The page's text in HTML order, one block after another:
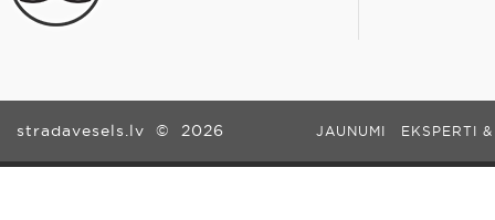
stradavesels.lv © 2026 JAUNUMI EKSPERTI